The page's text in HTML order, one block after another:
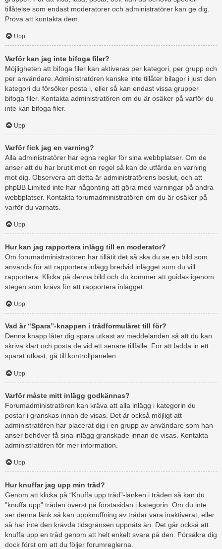
tillåtelse som endast moderatorer och administratörer kan ge dig.
Pröva att kontakta dem.
Upp
Varför kan jag inte bifoga filer?
Möjligheten att bifoga filer kan aktiveras per kategori, per grupp och
per användare. Administratören kanske inte tillåter bilagor i just den
kategori du försöker posta i, eller så kan endast vissa grupper
bifoga filer. Kontakta administratören om du är osäker på varför du
inte kan bifoga filer.
Upp
Varför fick jag en varning?
Alla administratörer har egna regler för sina webbplatser. Om de
anser att du har brutit mot en regel så kan de utfärda en varning
mot dig. Observera att detta är administratörens beslut, och att
phpBB Limited inte har någonting att göra med varningar på andra
webbplatser. Kontakta forumadministratören om du är osäker på
varför du varnats.
Upp
Hur kan jag rapportera inlägg till en moderator?
Om forumadministratören har tillåtit det så ska du se en bild som
används för att rapportera inlägg bredvid inlägget som du vill
rapportera. Klicka på denna bild och du kommer att guidas igenom
stegen som krävs för att rapportera inlägget.
Upp
Vad är “Spara”-knappen i trådformuläret till för?
Denna knapp låter dig spara utkast av meddelanden så att du kan
skriva klart och posta de vid ett senare tillfälle. För att ladda in ett
sparat utkast, gå till kontrollpanelen.
Upp
Varför måste mitt inlägg godkännas?
Forumadministratören kan kräva att alla inlägg i kategorin du
postar i granskas innan de visas. Det är också möjligt att
administratören har placerat dig i en grupp av användare som han
anser behöver få sina inlägg granskade innan de visas. Kontakta
administratören för mer information.
Upp
Hur knuffar jag upp min tråd?
Genom att klicka på “Knuffa upp tråd”-länken i tråden så kan du
"knuffa upp" tråden överst på förstasidan i kategorin. Om du inte
ser denna länk så kan uppknuffning av trådar vara inaktiverat, eller
så har inte den krävda tidsgränsen uppnåts än. Det går också att
knuffa upp en tråd genom att helt enkelt svara på den. Försäkra dig
dock först om att du följer forumreglerna.